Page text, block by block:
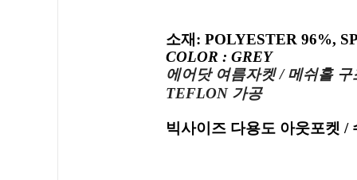
소재: POLYESTER 96%,
COLOR : GREY
에어닷 여름자켓 / 메쉬홀
TEFLON 가공
빅사이즈 다용도 아웃포켓